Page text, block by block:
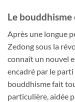
Le bouddhisme
Après une longue
Zedong sous la
connaît un nouvel
encadré par le
bouddhisme fait
particulière, aidée